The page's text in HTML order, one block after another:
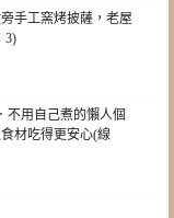
手工窯烤披薩，老屋
3)
不用自己煮的懶人個
材吃得更安心(線